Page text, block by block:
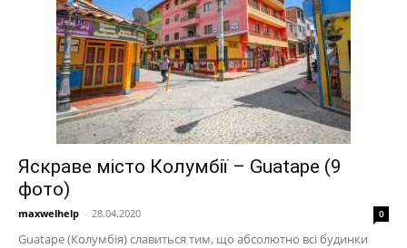
Яскраве місто Колумбії – Guatape (9
фото)
maxwelhelp - 28.04.2020 0
Guatape (Колумбія) славиться тим, що абсолютно всі будинки